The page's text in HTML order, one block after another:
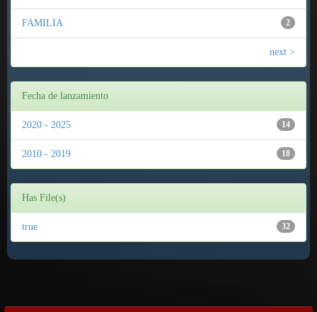
2
FAMILIA
next >
Fecha de lanzamiento
14
2020 - 2025
18
2010 - 2019
Has File(s)
32
true